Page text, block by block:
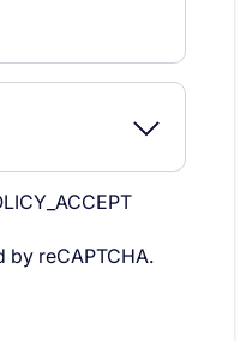
by reCAPTCHA.